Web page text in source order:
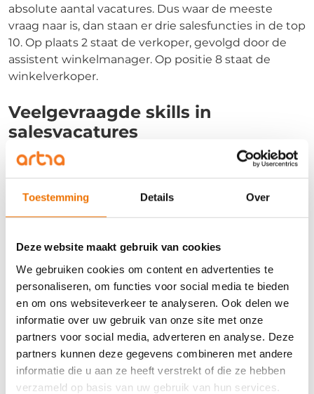
Toestemming Details Over
Deze website maakt gebruik van cookies
We gebruiken cookies om content en advertenties te
personaliseren, om functies voor social media te bieden
en om ons websiteverkeer te analyseren. Ook delen we
informatie over uw gebruik van onze site met onze
partners voor social media, adverteren en analyse. Deze
partners kunnen deze gegevens combineren met andere
informatie die u aan ze heeft verstrekt of die ze hebben
verzameld op basis van uw gebruik van hun services.
absolute aantal vacatures. Dus waar de meeste
vraag naar is, dan staan er drie salesfuncties in de top
10. Op plaats 2 staat de verkoper, gevolgd door de
assistent winkelmanager. Op positie 8 staat de
winkelverkoper.
Veelgevraagde skills in
salesvacatures
Op de markt voor salesprofessionals zal gezien deze
ontwikkelingen snel meer schaarste ontstaan.
werven van salesprofessionals of (huidig) personeel
moeten bij- of omscholen. Ook op het gebied van
er worden gevraagd voor de snelstgroeiende
(starters)functies. Vooral software-
en datagerelateerde skills zijn veelgevraagd.
Voor werkgevers die salesprofessionals zoeken is het
dus een kwestie van ‘make or buy’. Idealiter is dat
dus een mix.